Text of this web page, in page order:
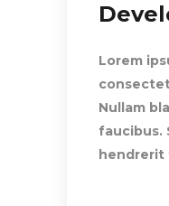
Lorem
Nullam
faucibus.
hendrerit